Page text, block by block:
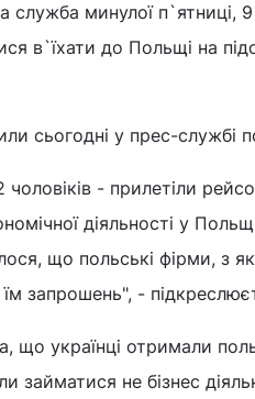
служба минулої п`ятниці,
в`їхати до Польщі на
сьогодні у прес-службі
чоловіків - прилетіли
діяльності у
що польські фірми, з
запрошень", -
українці отримали
займатися не бізнес